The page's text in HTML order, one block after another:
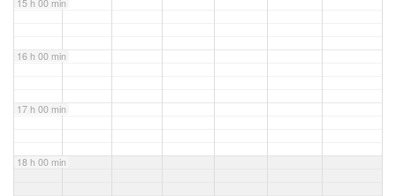
15 h 00 min
16 h 00 min
17 h 00 min
18 h 00 min